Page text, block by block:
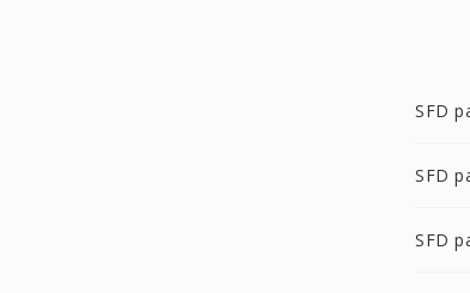
SFD
SFD
SFD